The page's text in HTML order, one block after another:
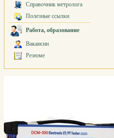
Справочник метролога
Полезные ссылки
Работа, образование
Вакансии
Резюме